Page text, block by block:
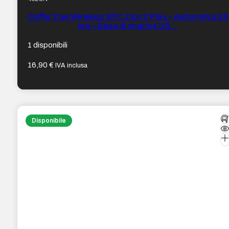
Cuffie True Wireless SPC Zion 2 Play – Autonomia 28
ore – Base di ricarica US…
1 disponibili
16,90€ IVA inclusa
Disponibile